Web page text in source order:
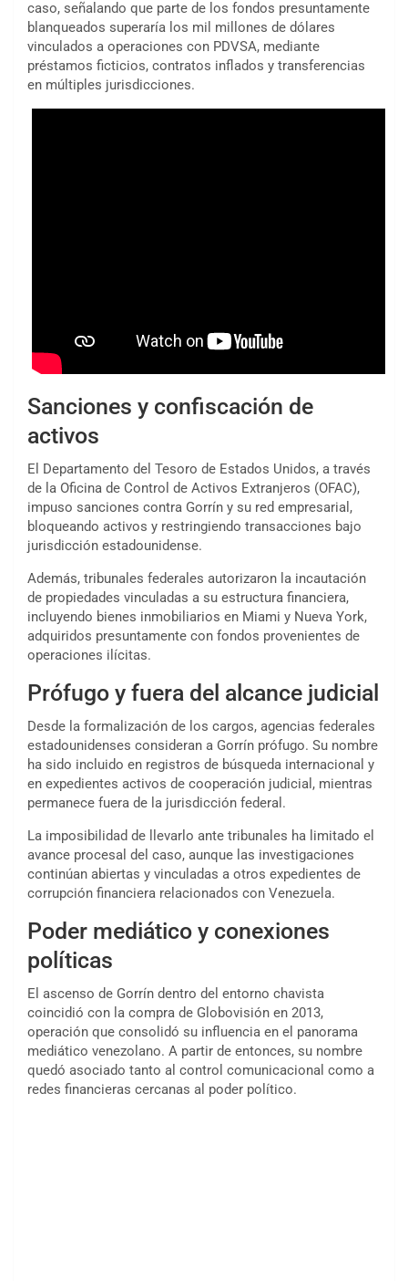
caso, señalando que parte de los fondos presuntamente
blanqueados superaría los mil millones de dólares
vinculados a operaciones con PDVSA, mediante
préstamos ficticios, contratos inflados y transferencias
en múltiples jurisdicciones.
Sanciones y confiscación de
activos
El Departamento del Tesoro de Estados Unidos, a través
de la Oficina de Control de Activos Extranjeros (OFAC),
impuso sanciones contra Gorrín y su red empresarial,
bloqueando activos y restringiendo transacciones bajo
jurisdicción estadounidense.
Además, tribunales federales autorizaron la incautación
de propiedades vinculadas a su estructura financiera,
incluyendo bienes inmobiliarios en Miami y Nueva York,
adquiridos presuntamente con fondos provenientes de
operaciones ilícitas.
Prófugo y fuera del alcance judicial
Desde la formalización de los cargos, agencias federales
estadounidenses consideran a Gorrín prófugo. Su nombre
ha sido incluido en registros de búsqueda internacional y
en expedientes activos de cooperación judicial, mientras
permanece fuera de la jurisdicción federal.
La imposibilidad de llevarlo ante tribunales ha limitado el
avance procesal del caso, aunque las investigaciones
continúan abiertas y vinculadas a otros expedientes de
corrupción financiera relacionados con Venezuela.
Poder mediático y conexiones
políticas
El ascenso de Gorrín dentro del entorno chavista
coincidió con la compra de Globovisión en 2013,
operación que consolidó su influencia en el panorama
mediático venezolano. A partir de entonces, su nombre
quedó asociado tanto al control comunicacional como a
redes financieras cercanas al poder político.